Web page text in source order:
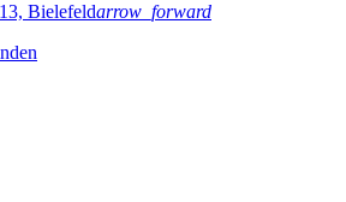
Bielefeldarrow_forward